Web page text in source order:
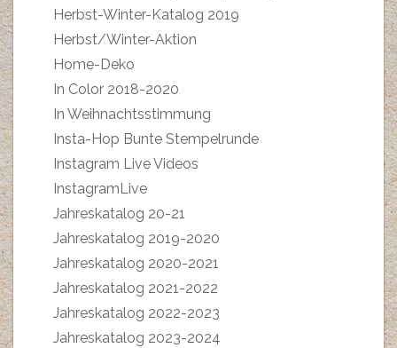
Herbst-Winter-Katalog 2019
Herbst/Winter-Aktion
Home-Deko
In Color 2018-2020
In Weihnachtsstimmung
Insta-Hop Bunte Stempelrunde
Instagram Live Videos
InstagramLive
Jahreskatalog 20-21
Jahreskatalog 2019-2020
Jahreskatalog 2020-2021
Jahreskatalog 2021-2022
Jahreskatalog 2022-2023
Jahreskatalog 2023-2024